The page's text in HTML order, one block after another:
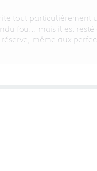
tout
fou... mais il est
même aux